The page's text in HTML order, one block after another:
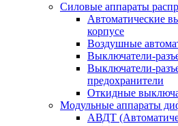
Силовые аппараты
Автоматические
корпусе
Воздушные
Выключатели-
Выключатели-
предохранители
Откидные
Модульные аппараты
АВДТ